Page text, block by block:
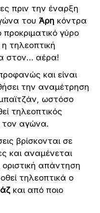
πριν την έναρξη
του Άρη κόντρα
γύρο
η τηλεοπτική
στον… αέρα!
και είναι
την αναμέτρηση
ωστόσο
τηλεοπτικός
τον αγώνα.
βρίσκονται σε
και αναμένεται
απάντηση
τηλεοπτικά ο
και από ποιο